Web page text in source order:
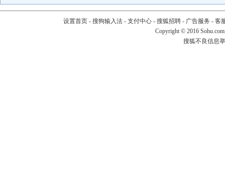
设置首页- 搜狗输入法- 支付中心- 搜狐招聘- 广告服务 - 客
Copyright © 2016
搜狐不良信息